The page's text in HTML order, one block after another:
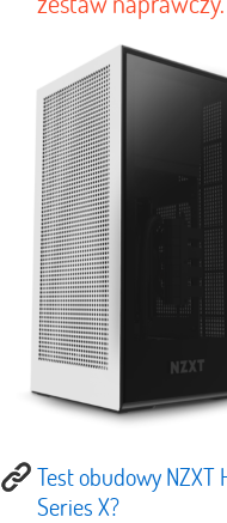
Test obudowy NZXT
Series X?